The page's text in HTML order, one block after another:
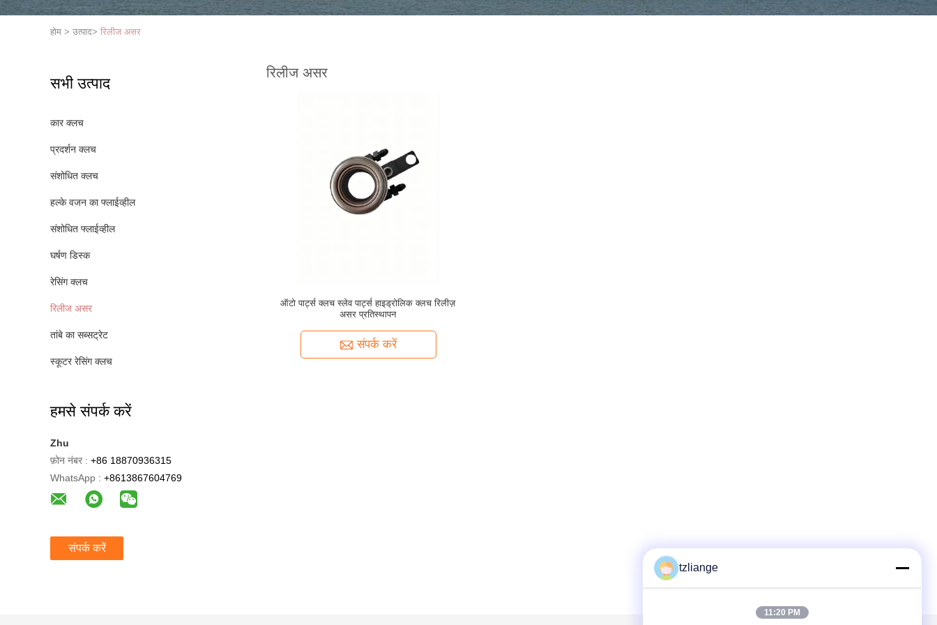
होम > उत्पाद> रिलीज असर
सभी उत्पाद
कार क्लच
प्रदर्शन क्लच
संशोधित क्लच
हल्के वजन का फ्लाईव्हील
संशोधित फ्लाईव्हील
घर्षण डिस्क
रेसिंग क्लच
रिलीज असर
तांबे का सब्सट्रेट
स्कूटर रेसिंग क्लच
हमसे संपर्क करें
Zhu
फ़ोन नंबर : +86 18870936315
WhatsApp : +8613867604769
संपर्क करें
रिलीज असर
ऑटो पार्ट्स क्लच स्लेव पार्ट्स हाइड्रोलिक क्लच रिलीज़
असर प्रतिस्थापन
संपर्क करें
tzliange
11:20 PM